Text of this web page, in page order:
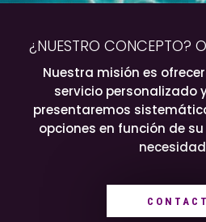
¿NUESTRO CONCEPTO?
Nuestra misión es
servicio personalizado
presentaremos
opciones en función de